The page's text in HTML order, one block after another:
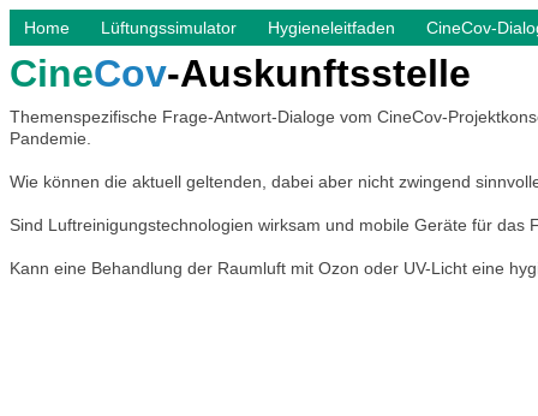
CineCov-Auskunftsstelle
Home Lüftungssimulator Hygieneleitfaden CineCov-
Themenspezifische Frage-Antwort-Dialoge vom CineCov-
Pandemie.
Wie können die aktuell geltenden, dabei aber nicht zwingend
Sind Luftreinigungstechnologien wirksam und mobile Geräte für das
Kann eine Behandlung der Raumluft mit Ozon oder UV-Licht eine